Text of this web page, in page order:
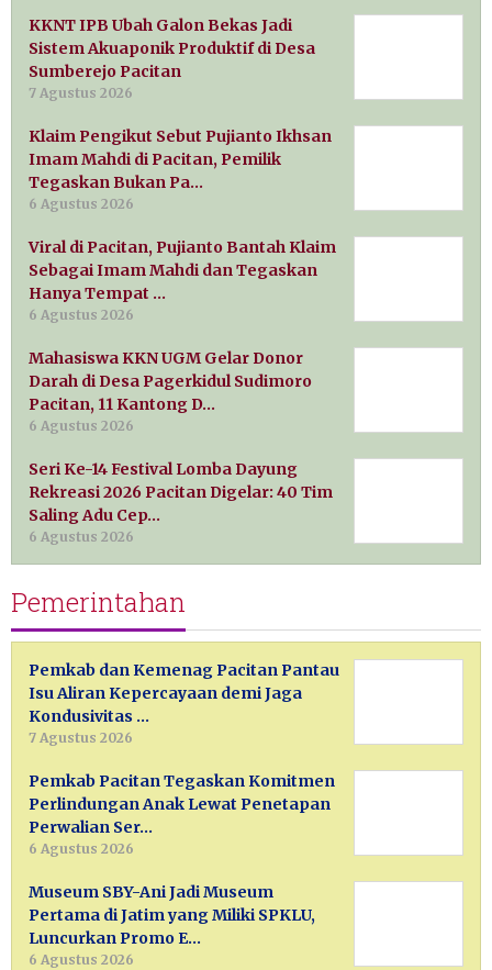
KKNT IPB Ubah Galon Bekas Jadi
Sistem Akuaponik Produktif di Desa
Sumberejo Pacitan
7 Agustus 2026
Klaim Pengikut Sebut Pujianto Ikhsan
Imam Mahdi di Pacitan, Pemilik
Tegaskan Bukan Pa…
6 Agustus 2026
Viral di Pacitan, Pujianto Bantah Klaim
Sebagai Imam Mahdi dan Tegaskan
Hanya Tempat …
6 Agustus 2026
Mahasiswa KKN UGM Gelar Donor
Darah di Desa Pagerkidul Sudimoro
Pacitan, 11 Kantong D…
6 Agustus 2026
Seri Ke-14 Festival Lomba Dayung
Rekreasi 2026 Pacitan Digelar: 40 Tim
Saling Adu Cep…
6 Agustus 2026
Pemerintahan
Pemkab dan Kemenag Pacitan Pantau
Isu Aliran Kepercayaan demi Jaga
Kondusivitas …
7 Agustus 2026
Pemkab Pacitan Tegaskan Komitmen
Perlindungan Anak Lewat Penetapan
Perwalian Ser…
6 Agustus 2026
Museum SBY-Ani Jadi Museum
Pertama di Jatim yang Miliki SPKLU,
Luncurkan Promo E…
6 Agustus 2026